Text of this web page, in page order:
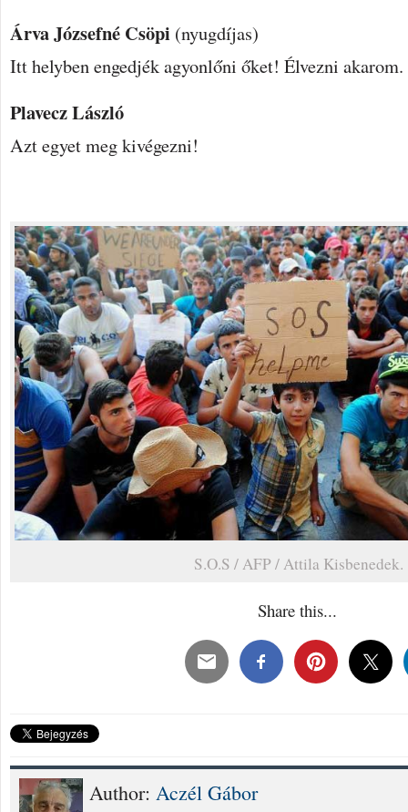
Árva Józsefné Csöpi (nyugdíjas)
Itt helyben engedjék agyonlőni őket! Élvezni akarom.
Plavecz László
Azt egyet meg kivégezni!
S.O.S / AFP / Attila Kisbenedek.
Share this...
Author: Aczél Gábor